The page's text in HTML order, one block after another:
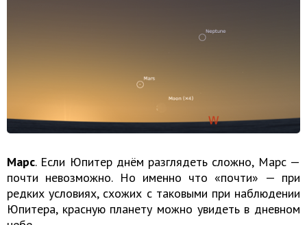
Марс. Если Юпитер днём разглядеть сложно, Марс —
почти невозможно. Но именно что «почти» — при
редких условиях, схожих с таковыми при наблюдении
Юпитера, красную планету можно увидеть в дневном